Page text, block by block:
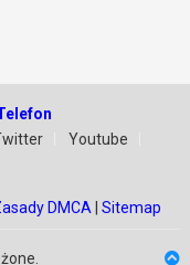
Youtube
DMCA |Sitemap